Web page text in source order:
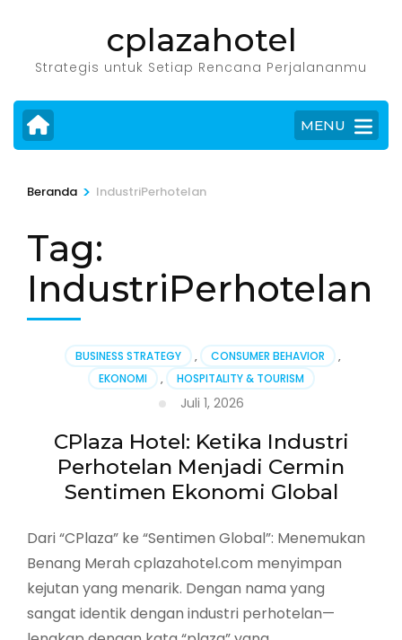
konten
Enter)
cplazahotel
Strategis untuk Setiap Rencana Perjalananmu
MENU
Beranda > IndustriPerhotelan
Tag:
IndustriPerhotelan
BUSINESS STRATEGY , CONSUMER BEHAVIOR
,
EKONOMI
, HOSPITALITY & TOURISM
Juli 1, 2026
CPlaza Hotel: Ketika Industri
Perhotelan Menjadi Cermin
Sentimen Ekonomi Global
Dari “CPlaza” ke “Sentimen Global”: Menemukan
Benang Merah cplazahotel.com menyimpan
kejutan yang menarik. Dengan nama yang
sangat identik dengan industri perhotelan—